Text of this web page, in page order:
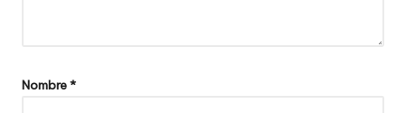
Nombre*